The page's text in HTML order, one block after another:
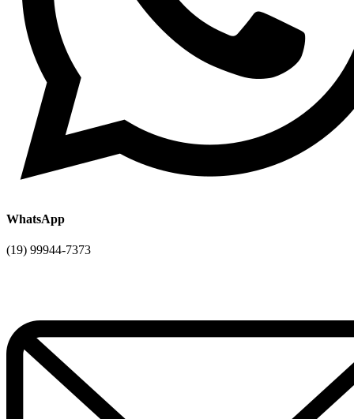
WhatsApp
(19) 99944-7373